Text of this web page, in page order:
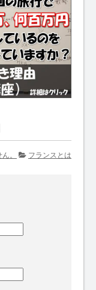
。 フランスとは